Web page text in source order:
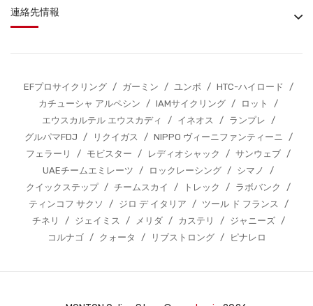
連絡先情報
EFプロサイクリング / ガーミン / ユンボ / HTC-ハイロード
/
カチューシャ アルペシン
/ IAMサイクリング / ロット
/
エウスカルテル エウスカディ
/ イネオス / ランプレ
/
グルパマFDJ
/ リクイガス / NIPPO ヴィーニファンティーニ
/
フェラーリ
/ モビスター / レディオシャック / サンウェブ /
UAEチームエミレーツ
/ ロックレーシング / シマノ
/
クイックステップ / チームスカイ / トレック / ラボバンク
/
ティンコフ サクソ
/ ジロ デ イタリア / ツール ド フランス
/
チネリ
/ ジェイミス / メリダ / カステリ / ジャニーズ
/
コルナゴ
/ クォータ / リブストロング / ピナレロ